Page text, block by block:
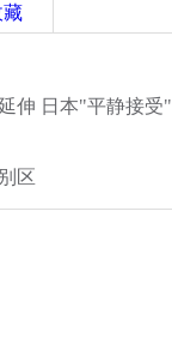
藏
日本"平静接受"
区